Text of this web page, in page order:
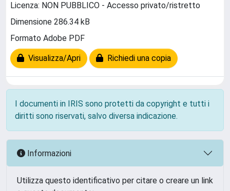
Licenza: NON PUBBLICO - Accesso privato/ristretto
Dimensione 286.34 kB
Formato Adobe PDF
Visualizza/Apri Richiedi una copia
I documenti in IRIS sono protetti da copyright e tutti i
diritti sono riservati, salvo diversa indicazione.
Informazioni
Utilizza questo identificativo per citare o creare un link